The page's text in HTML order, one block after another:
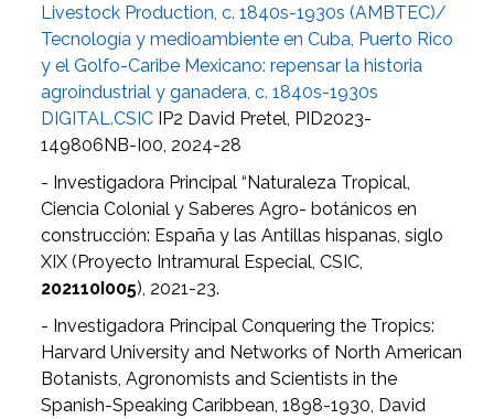
Livestock Production, c. 1840s-1930s (AMBTEC)/
Tecnología y medioambiente en Cuba, Puerto Rico
y el Golfo-Caribe Mexicano: repensar la historia
agroindustrial y ganadera, c. 1840s-1930s
DIGITAL.CSIC IP2 David Pretel, PID2023-
149806NB-I00, 2024-28
- Investigadora Principal “Naturaleza Tropical,
Ciencia Colonial y Saberes Agro- botánicos en
construcción: España y las Antillas hispanas, siglo
XIX (Proyecto Intramural Especial, CSIC,
202110I005), 2021-23.
- Investigadora Principal Conquering the Tropics:
Harvard University and Networks of North American
Botanists, Agronomists and Scientists in the
Spanish-Speaking Caribbean, 1898-1930, David